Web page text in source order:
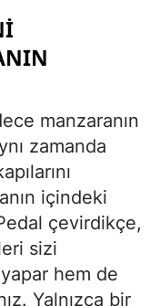
manzaranın
zamanda
içindeki
çevirdikçe,
sizi
hem de
Yalnızca bir